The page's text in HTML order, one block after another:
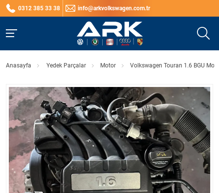
0312 385 33 38 info@arkvolkswagen.com.tr
Anasayfa Yedek Parçalar Motor Volkswagen Touran 1.6 BGU